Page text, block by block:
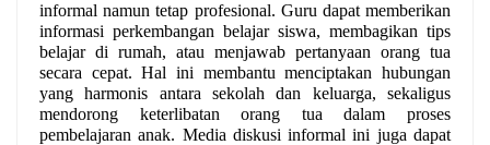
informal namun tetap profesional. Guru dapat memberikan
informasi perkembangan belajar siswa, membagikan tips
belajar di rumah, atau menjawab pertanyaan orang tua
secara cepat. Hal ini membantu menciptakan hubungan
yang harmonis antara sekolah dan keluarga, sekaligus
mendorong keterlibatan orang tua dalam proses
pembelajaran anak. Media diskusi informal ini juga dapat